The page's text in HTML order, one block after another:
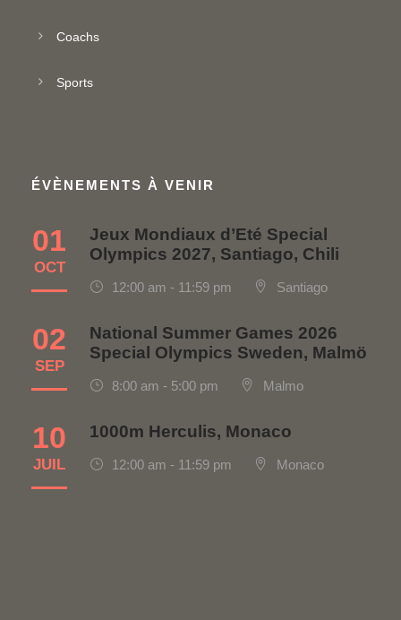
Coachs
Sports
ÉVÈNEMENTS À VENIR
01
OCT
Jeux Mondiaux d’Eté Special
Olympics 2027, Santiago, Chili
12:00 am - 11:59 pm Santiago
02
SEP
National Summer Games 2026
Special Olympics Sweden, Malmö
8:00 am - 5:00 pm Malmo
10
JUIL
1000m Herculis, Monaco
12:00 am - 11:59 pm Monaco